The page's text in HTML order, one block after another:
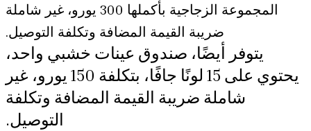
المجموعة الزجاجية بأكملها 300 يورو، غير شاملة
ضريبة القيمة المضافة وتكلفة التوصيل.
يتوفر أيضًا، صندوق عينات خشبي واحد،
يحتوي على 15 لونًا جافًا، بتكلفة 150 يورو، غير
شاملة ضريبة القيمة المضافة وتكلفة
التوصيل.